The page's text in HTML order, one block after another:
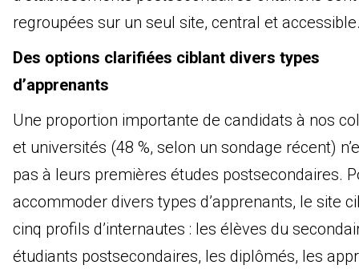
regroupées sur un seul site, central et
Des options clarifiées ciblant divers types
d’apprenants
Une proportion importante de candidats à nos
et universités (48 %, selon un sondage récent)
pas à leurs premières études postsecondaires.
accommoder divers types d’apprenants, le site
cinq profils d’internautes : les élèves du
étudiants postsecondaires, les diplômés, les